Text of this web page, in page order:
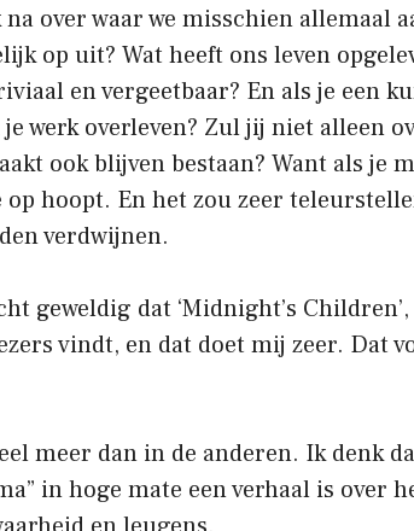
over waar we misschien allemaal
op uit? Wat heeft ons leven
en vergeetbaar? En als je een
werk overleven? Zul jij niet alleen
ook blijven bestaan? Want als je
op hoopt. En het zou zeer
verdwijnen.
geweldig dat ‘Midnight’s
vindt, en dat doet mij zeer. Dat
meer dan in de anderen. Ik denk
in hoge mate een verhaal is over